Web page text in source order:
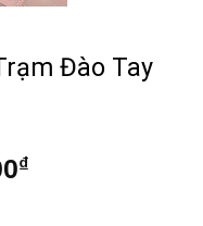
Đào Tay
₫Giá